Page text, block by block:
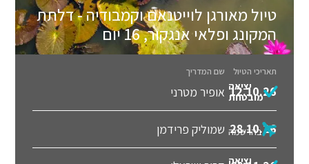
טיול מאורגן לוייטנאם וקמבודיה - דלתת
המקונג ופלאי אנגקור, 16 יום
תאריכי הטיול שם המדריך
12.10.26 אופיר מטרני יציאה
מובטחת
28.10.26 שמוליק פרידמן בהרשמה
יציאה